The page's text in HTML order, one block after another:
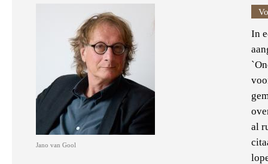
Jano van Gool
In
al